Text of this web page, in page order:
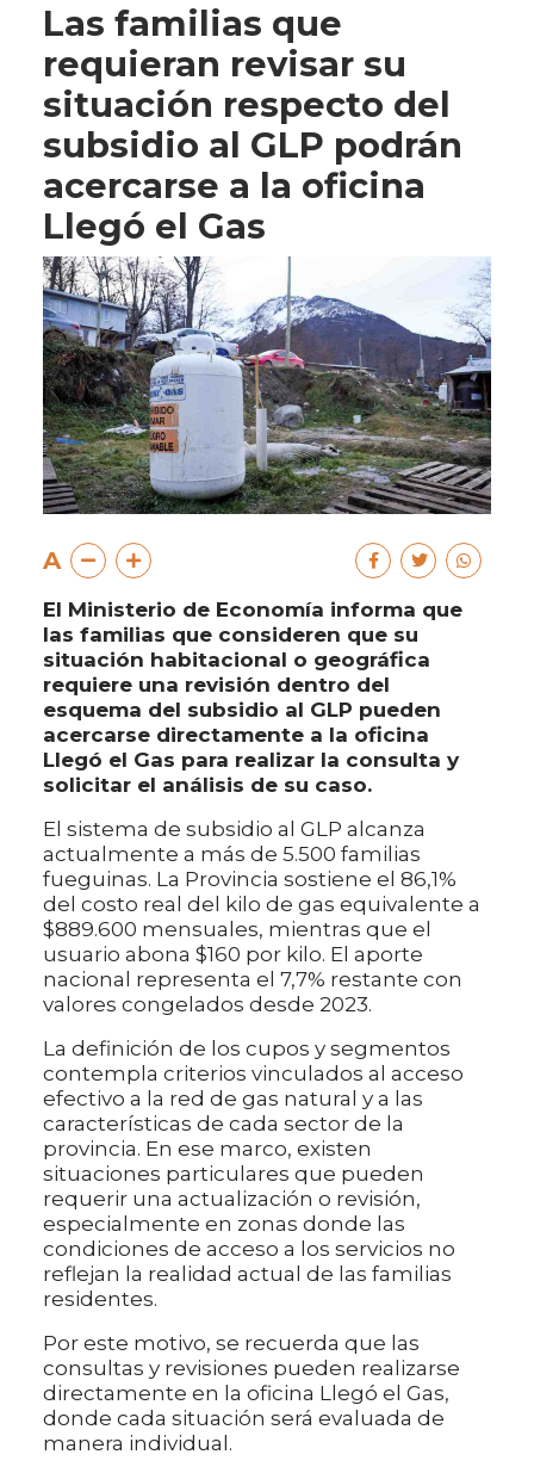
Las familias que
requieran revisar su
situación respecto del
subsidio al GLP podrán
acercarse a la oficina
Llegó el Gas
A
El Ministerio de Economía informa que
las familias que consideren que su
situación habitacional o geográfica
requiere una revisión dentro del
esquema del subsidio al GLP pueden
acercarse directamente a la oficina
Llegó el Gas para realizar la consulta y
solicitar el análisis de su caso.
El sistema de subsidio al GLP alcanza
actualmente a más de 5.500 familias
fueguinas. La Provincia sostiene el 86,1%
del costo real del kilo de gas equivalente a
$889.600 mensuales, mientras que el
usuario abona $160 por kilo. El aporte
nacional representa el 7,7% restante con
valores congelados desde 2023.
La definición de los cupos y segmentos
contempla criterios vinculados al acceso
efectivo a la red de gas natural y a las
características de cada sector de la
provincia. En ese marco, existen
situaciones particulares que pueden
requerir una actualización o revisión,
especialmente en zonas donde las
condiciones de acceso a los servicios no
reflejan la realidad actual de las familias
residentes.
Por este motivo, se recuerda que las
consultas y revisiones pueden realizarse
directamente en la oficina Llegó el Gas,
donde cada situación será evaluada de
manera individual.